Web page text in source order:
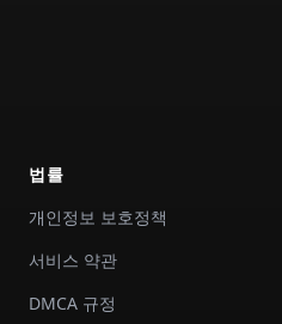
법률
개인정보 보호정책
서비스 약관
DMCA 규정